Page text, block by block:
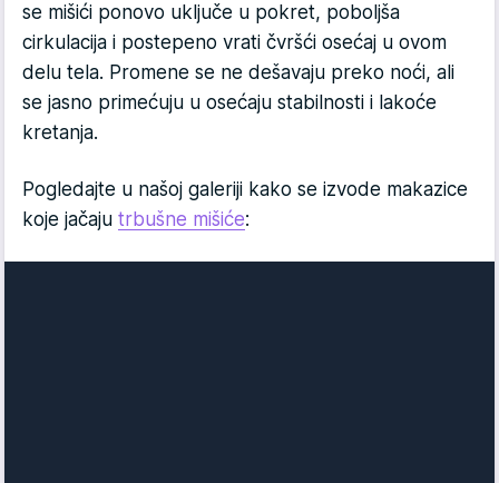
se mišići ponovo uključe u pokret, poboljša
cirkulacija i postepeno vrati čvršći osećaj u ovom
delu tela. Promene se ne dešavaju preko noći, ali
se jasno primećuju u osećaju stabilnosti i lakoće
kretanja.
Pogledajte u našoj galeriji kako se izvode makazice
koje jačaju trbušne mišiće: